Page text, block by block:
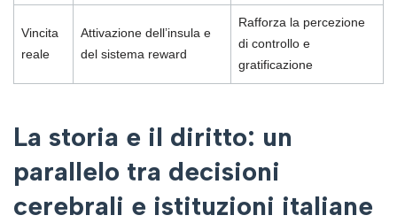
Vincita
reale
Attivazione dell’insula e
del sistema reward
Rafforza la percezione
di controllo e
gratificazione
La storia e il diritto: un
parallelo tra decisioni
cerebrali e istituzioni italiane